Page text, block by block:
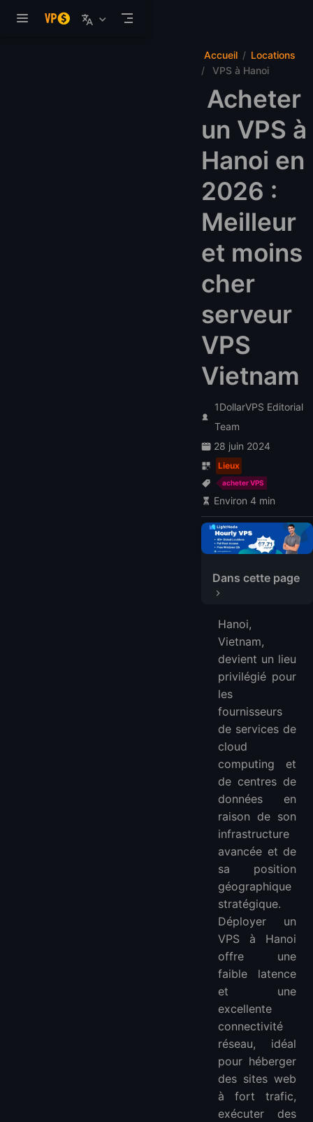
Accueil
Locations
VPS à Hanoi
Acheter
un VPS à
Hanoi en
2026 :
Meilleur
et moins
cher
serveur
VPS
Vietnam
1DollarVPS Editorial
Team
28 juin 2024
Lieux
acheter VPS
Environ 4 min
Dans cette page
1. LightNode
2. Cloudzy
3. VPSFAST
FAQ
Plus de VPS
VPS Asie :
VPS Europe :
VPS Afrique :
Hanoi,
Vietnam,
devient un lieu
privilégié pour
les
fournisseurs
de services de
cloud
computing et
de centres de
données en
raison de son
infrastructure
avancée et de
sa position
géographique
stratégique.
Déployer un
VPS à Hanoi
offre une
faible latence
et une
excellente
connectivité
réseau, idéal
pour héberger
des sites web
à fort trafic,
exécuter des